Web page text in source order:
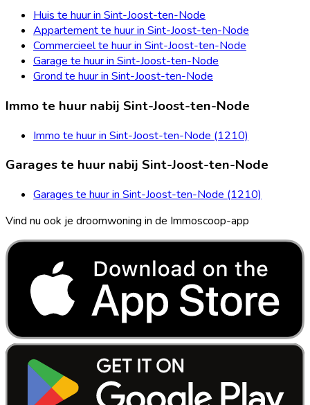
Huis te huur in Sint-Joost-ten-Node
Appartement te huur in Sint-Joost-ten-Node
Commercieel te huur in Sint-Joost-ten-Node
Garage te huur in Sint-Joost-ten-Node
Grond te huur in Sint-Joost-ten-Node
Immo te huur nabij Sint-Joost-ten-Node
Immo te huur in Sint-Joost-ten-Node (1210)
Garages te huur nabij Sint-Joost-ten-Node
Garages te huur in Sint-Joost-ten-Node (1210)
Vind nu ook je droomwoning in de Immoscoop-app